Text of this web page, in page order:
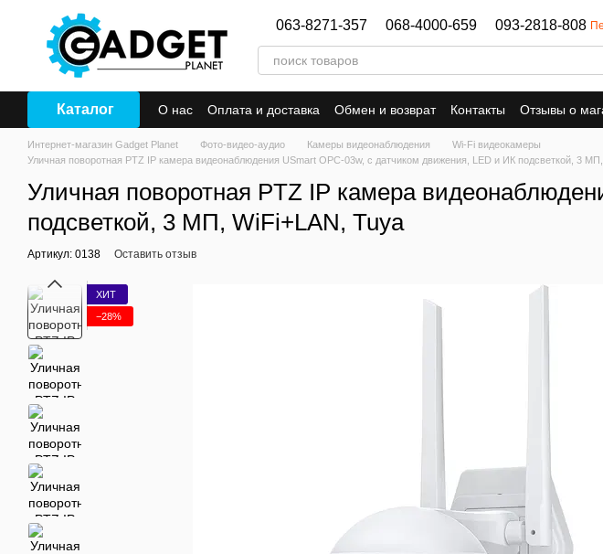
Перейти к основному контенту
063-8271-357 068-4000-659 093-2818-808
Каталог О нас Оплата и доставка Обмен и возврат Контакты Отзывы о
Интернет-магазин Gadget Planet Фото-видео-аудио Камеры видеонаблюдения
Wi-Fi видеокамеры
Уличная поворотная PTZ IP камера видеонаблюдения USmart OPC-03w, с датчиком движения, LED и ИК подсветкой, 3
Уличная поворотная PTZ IP камера
подсветкой, 3 МП, WiFi+LAN, Tuya
Артикул: 0138 Оставить отзыв
ХИТ
−28%